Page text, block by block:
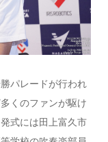
パレードが行われ
くのファンが駆け
式には田上富久市